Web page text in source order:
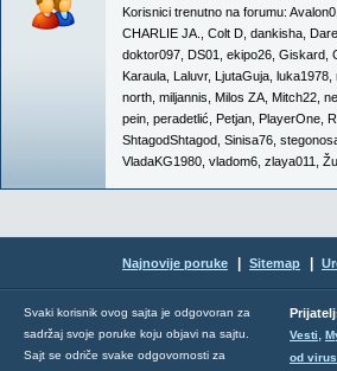
Korisnici trenutno na forumu:
CHARLIE JA.
Colt D dankisha Dare
doktor097 DS01 ekipo26 Giskard
Karaula Laluvr, LjutaGuja luka1978
north miljannis Milos ZA Mitch22
pein peradetlić Petjan PlayerOne
ShtagodShtagod Sinisa76
VladaKG1980 vladom6 zlaya011
Najnovije poruke Sitemap
Svaki korisnik ovog sajta je odgovoran za
sadržaj svoje poruke koju objavi na sajtu.
Sajt se odriče svake odgovornosti za
Vesti,
od